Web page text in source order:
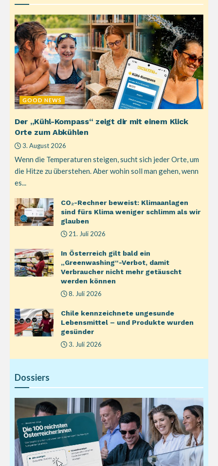
GOOD NEWS
Der „Kühl-Kompass“ zeigt dir mit einem Klick
Orte zum Abkühlen
3. August 2026
Wenn die Temperaturen steigen, sucht sich jeder Orte, um
die Hitze zu überstehen. Aber wohin soll man gehen, wenn
es...
CO₂-Rechner beweist: Klimaanlagen
sind fürs Klima weniger schlimm als wir
glauben
21. Juli 2026
In Österreich gilt bald ein
„Greenwashing“-Verbot, damit
Verbraucher nicht mehr getäuscht
werden können
8. Juli 2026
Chile kennzeichnete ungesunde
Lebensmittel – und Produkte wurden
gesünder
3. Juli 2026
Dossiers